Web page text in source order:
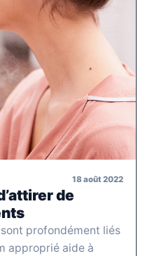
18 août 2022
de
profondément liés
approprié aide à